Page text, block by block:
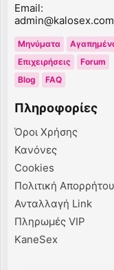
Email:
admin@kalosex.com
Μηνύματα
Επιχειρήσεις
Forum
Blog
FAQ
Πληροφορίες
Όροι Χρήσης
Κανόνες
Cookies
Πολιτική Απορρήτου
Ανταλλαγή Link
Πληρωμές VIP
KaneSex